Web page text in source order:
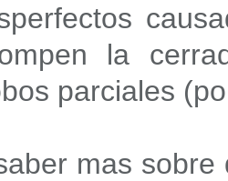
la
parciales
mas